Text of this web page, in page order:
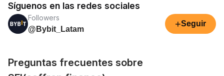
Síguenos en las redes sociales
Followers
@Bybit_Latam
+Seguir
Preguntas frecuentes sobre